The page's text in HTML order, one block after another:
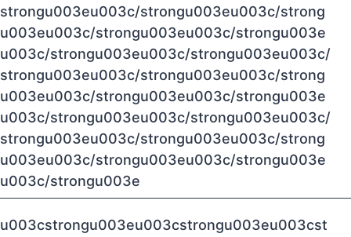
strongu003eu003c/strongu003eu003c/strong
u003eu003c/strongu003eu003c/strongu003e
u003c/strongu003eu003c/strongu003eu003c/
strongu003eu003c/strongu003eu003c/strong
u003eu003c/strongu003eu003c/strongu003e
u003c/strongu003eu003c/strongu003eu003c/
strongu003eu003c/strongu003eu003c/strong
u003eu003c/strongu003eu003c/strongu003e
u003c/strongu003e
u003cstrongu003eu003cstrongu003eu003cst